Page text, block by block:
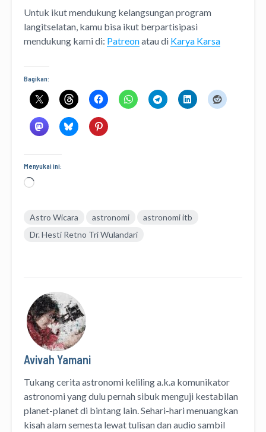
Untuk ikut mendukung kelangsungan program
langitselatan, kamu bisa ikut berpartisipasi
mendukung kami di: Patreonatau di Karya Karsa
Bagikan:
Menyukai ini:
Memuat...
Astro Wicara astronomi
astronomi itb
Dr. Hesti Retno Tri Wulandari
Avivah Yamani
Tukang cerita astronomi kelilinga.k.a komunikator
astronomiyang dulu pernah sibuk menguji kestabilan
planet-planet di bintang lain. Sehari-hari menuangkan
kisah alam semesta lewattulisandanaudio sambil